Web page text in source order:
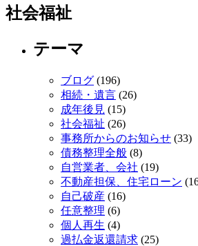
社会福祉
テーマ
ブログ (196)
相続・遺言 (26)
成年後見 (15)
社会福祉 (26)
事務所からのお知らせ (33)
債務整理全般 (8)
自営業者、会社 (19)
不動産担保、住宅ローン
自己破産 (16)
任意整理 (6)
個人再生 (4)
過払金返還請求 (25)